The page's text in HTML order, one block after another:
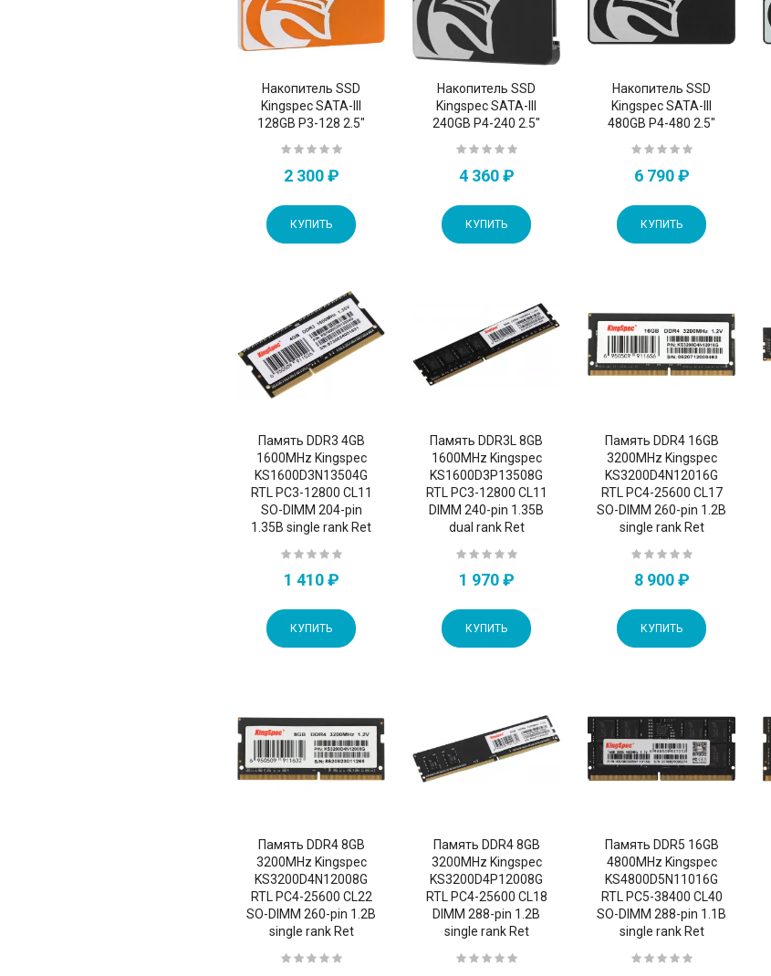
Накопитель SSD
Kingspec SATA-III
128GB P3-128 2.5"
2 300 ₽
КУПИТЬ
Накопитель SSD
Kingspec SATA-III
240GB P4-240 2.5"
4 360 ₽
КУПИТЬ
Накопитель SSD
Kingspec SATA-III
480GB P4-480 2.5"
6 790 ₽
КУПИТЬ
Память DDR3 4GB
1600MHz Kingspec
KS1600D3N13504G
RTL PC3-12800 CL11
SO-DIMM 204-pin
1.35В single rank Ret
1 410 ₽
КУПИТЬ
Память DDR3L 8GB
1600MHz Kingspec
KS1600D3P13508G
RTL PC3-12800 CL11
DIMM 240-pin 1.35В
dual rank Ret
1 970 ₽
КУПИТЬ
Память DDR4 16GB
3200MHz Kingspec
KS3200D4N12016G
RTL PC4-25600 CL17
SO-DIMM 260-pin 1.2В
single rank Ret
8 900 ₽
КУПИТЬ
Память DDR4 8GB
3200MHz Kingspec
KS3200D4N12008G
RTL PC4-25600 CL22
SO-DIMM 260-pin 1.2В
single rank Ret
Память DDR4 8GB
3200MHz Kingspec
KS3200D4P12008G
RTL PC4-25600 CL18
DIMM 288-pin 1.2В
single rank Ret
Память DDR5 16GB
4800MHz Kingspec
KS4800D5N11016G
RTL PC5-38400 CL40
SO-DIMM 288-pin 1.1В
single rank Ret